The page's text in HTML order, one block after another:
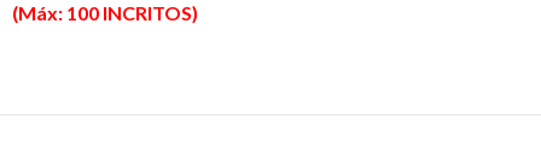
(Máx: 100 INCRITOS)